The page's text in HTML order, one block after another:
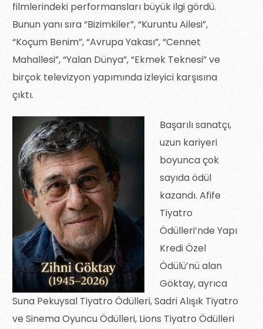
filmlerindeki performansları büyük ilgi gördü.
Bunun yanı sıra “Bizimkiler”, “Kuruntu Ailesi”,
“Koçum Benim”, “Avrupa Yakası”, “Cennet
Mahallesi”, “Yalan Dünya”, “Ekmek Teknesi” ve
birçok televizyon yapımında izleyici karşısına
çıktı.
Başarılı sanatçı,
uzun kariyeri
boyunca çok
sayıda ödül
kazandı. Afife
Tiyatro
Ödülleri’nde Yapı
Kredi Özel
Ödülü’nü alan
Göktay, ayrıca
Suna Pekuysal Tiyatro Ödülleri, Sadri Alışık Tiyatro
ve Sinema Oyuncu Ödülleri, Lions Tiyatro Ödülleri